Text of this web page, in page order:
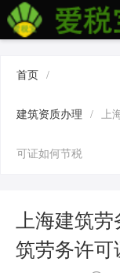
首页
首页 /
建筑资质办理 / 上
可证如何节税
上海建筑
筑劳务许